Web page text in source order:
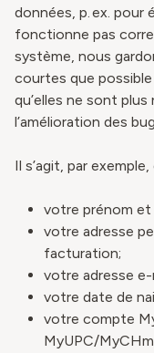
données, p. ex. pour
fonctionne pas
système, nous
courtes que
qu’elles ne sont
l’amélioration des
Il s’agit, par
votre prénom et
votre adresse
facturation;
votre adresse e-
votre date de
votre compte
MyUPC/